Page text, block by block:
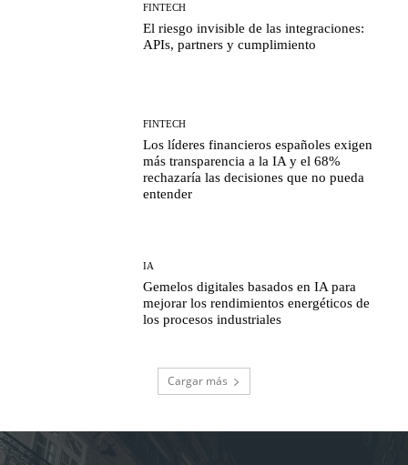
FINTECH
El riesgo invisible de las integraciones:
APIs, partners y cumplimiento
FINTECH
Los líderes financieros españoles exigen
más transparencia a la IA y el 68%
rechazaría las decisiones que no pueda
entender
IA
Gemelos digitales basados en IA para
mejorar los rendimientos energéticos de
los procesos industriales
Cargar más